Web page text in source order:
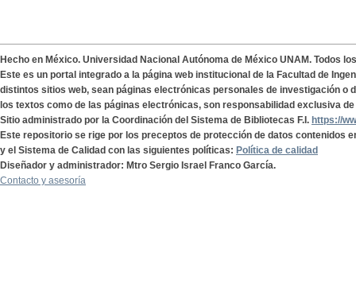
Hecho en México. Universidad Nacional Autónoma de México UNAM. Todos
Este es un portal integrado a la página web institucional de la Facultad de
distintos sitios web, sean páginas electrónicas personales de investigación o
los textos como de las páginas electrónicas, son responsabilidad exclusiva
Sitio administrado por la Coordinación del Sistema de Bibliotecas F.I. https://
Este repositorio se rige por los preceptos de protección de datos contenidos
y el Sistema de Calidad con las siguientes políticas: Política de calidad
Diseñador y administrador: Mtro Sergio Israel Franco García.
Contacto y asesoría